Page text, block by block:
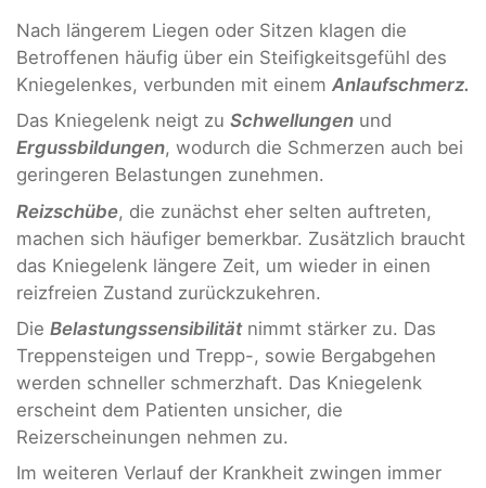
Nach längerem Liegen oder Sitzen klagen die
Betroffenen häufig über ein Steifigkeitsgefühl des
Kniegelenkes, verbunden mit einem Anlaufschmerz.
Das Kniegelenk neigt zu Schwellungen und
Ergussbildungen, wodurch die Schmerzen auch bei
geringeren Belastungen zunehmen.
Reizschübe, die zunächst eher selten auftreten,
machen sich häufiger bemerkbar. Zusätzlich braucht
das Kniegelenk längere Zeit, um wieder in einen
reizfreien Zustand zurückzukehren.
Die Belastungssensibilitätnimmt stärker zu. Das
Treppensteigen und Trepp-, sowie Bergabgehen
werden schneller schmerzhaft. Das Kniegelenk
erscheint dem Patienten unsicher, die
Reizerscheinungen nehmen zu.
Im weiteren Verlauf der Krankheit zwingen immer